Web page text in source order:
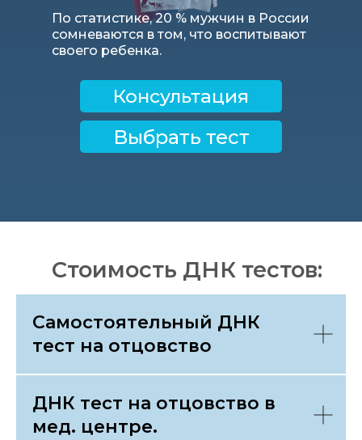
По статистике, 20 % мужчин в России
сомневаются в том, что воспитывают
своего ребенка.
Консультация
Выбрать тест
Стоимость ДНК тестов:
Самостоятельный ДНК
тест на отцовство
ДНК тест на отцовство в
мед. центре.